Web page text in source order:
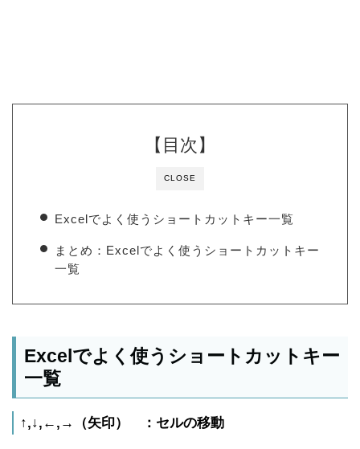
CLOSE
【目次】
Excelでよく使うショートカットキー一覧
まとめ：Excelでよく使うショートカットキー
一覧
Excelでよく使うショートカットキー
一覧
↑,↓,←,→（矢印） ：セルの移動